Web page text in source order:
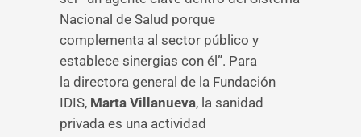
Nacional de Salud porque
complementa al sector público y
establece sinergias con él”. Para
la directora general de la Fundación
IDIS, Marta Villanueva, la sanidad
privada es una actividad